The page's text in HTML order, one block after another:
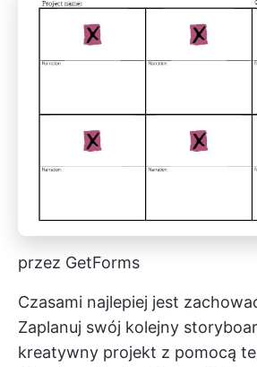
przez GetForms
Czasami najlepiej jest
Zaplanuj swój kolejny
kreatywny projekt z pomocą